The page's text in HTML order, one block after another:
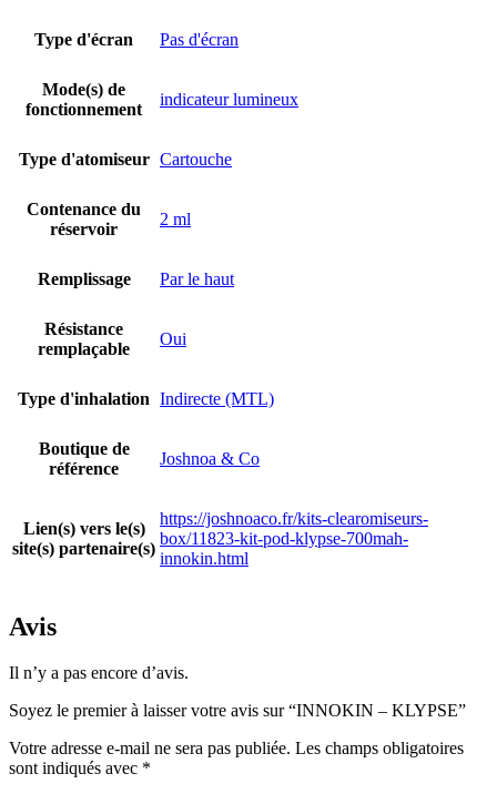
Type d'écran Pas d'écran
Mode(s) de
fonctionnement
indicateur lumineux
Type d'atomiseur Cartouche
Contenance du
réservoir
2 ml
Remplissage Par le haut
Résistance
remplaçable
Oui
Type d'inhalation Indirecte (MTL)
Boutique de
référence
Joshnoa & Co
Lien(s) vers le(s)
site(s) partenaire(s)
https://joshnoaco.fr/kits-clearomiseurs-
box/11823-kit-pod-klypse-700mah-
innokin.html
Avis
Il n’y a pas encore d’avis.
Soyez le premier à laisser votre avis sur “INNOKIN – KLYPSE”
Votre adresse e-mail ne sera pas publiée. Les champs obligatoires
sont indiqués avec *